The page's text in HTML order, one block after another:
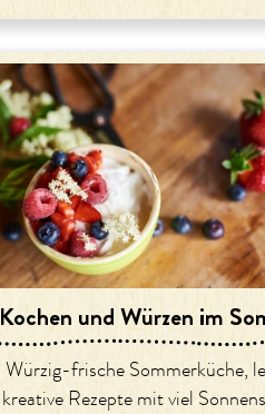
Kochen und Würzen im
Würzig-frische Sommerküche,
kreative Rezepte mit viel